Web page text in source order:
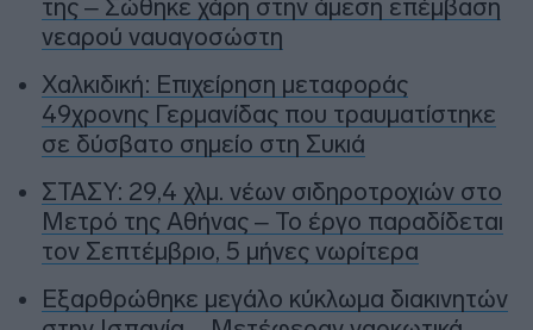
της – Σώθηκε χάρη στην άμεση επέμβαση
νεαρού ναυαγοσώστη
Χαλκιδική: Επιχείρηση μεταφοράς
49χρονης Γερμανίδας που τραυματίστηκε
σε δύσβατο σημείο στη Συκιά
ΣΤΑΣΥ: 29,4 χλμ. νέων σιδηροτροχιών στο
Μετρό της Αθήνας – Το έργο παραδίδεται
τον Σεπτέμβριο, 5 μήνες νωρίτερα
Εξαρθρώθηκε μεγάλο κύκλωμα διακινητών